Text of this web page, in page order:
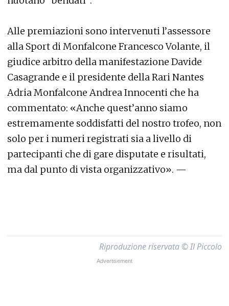
Alle premiazioni sono intervenuti l’assessore
alla Sport di Monfalcone Francesco Volante, il
giudice arbitro della manifestazione Davide
Casagrande e il presidente della Rari Nantes
Adria Monfalcone Andrea Innocenti che ha
commentato: «Anche quest’anno siamo
estremamente soddisfatti del nostro trofeo, non
solo per i numeri registrati sia a livello di
partecipanti che di gare disputate e risultati,
ma dal punto di vista organizzativo». —
Riproduzione riservata © Il Piccolo